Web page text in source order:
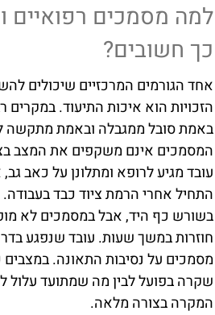
למה מסמכים רפואיים
כך חשובים?
אחד הגורמים המרכזיים שיכולים
הזכויות הוא איכות התיעוד.
באמת סובל ממגבלה ובאמת מתקשה
המסמכים אינם משקפים את המצב
עובד מגיע לרופא ומתלונן על כאב
התחיל אחרי הרמת ציוד כבד
בשורש כף היד, אבל במסמכים לא
חוזרות במשך שעות. עובד שנפגע
מסמכים על נסיבות התאונה.
שקרה בפועל לבין מה שמתועד עלול
המקרה בצורה מלאה.